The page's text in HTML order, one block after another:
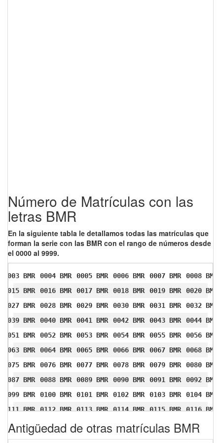
Número de Matrículas con las
letras BMR
En la siguiente tabla le detallamos todas las matrículas que
forman la serie con las BMR con el rango de números desde
el 0000 al 9999.
0003 BMR 0004 BMR 0005 BMR 0006 BMR 0007 BMR
0008 BMR
0015 BMR
0016 BMR 0017 BMR 0018 BMR 0019 BMR
0020 BMR
0027 BMR
0028 BMR 0029 BMR 0030 BMR 0031 BMR
0032 BMR
0039 BMR
0040 BMR 0041 BMR 0042 BMR 0043 BMR
0044 BMR
0051 BMR
0052 BMR 0053 BMR 0054 BMR 0055 BMR
0056 BMR
0063 BMR
0064 BMR 0065 BMR 0066 BMR 0067 BMR
0068 BMR
0075 BMR
0076 BMR 0077 BMR 0078 BMR 0079 BMR
0080 BMR
0087 BMR
0088 BMR 0089 BMR 0090 BMR 0091 BMR
0092 BMR
0099 BMR
0100 BMR 0101 BMR 0102 BMR 0103 BMR
0104 BMR
0111 BMR
0112 BMR 0113 BMR 0114 BMR 0115 BMR
0116 BMR
0123 BMR
0124 BMR 0125 BMR 0126 BMR 0127 BMR
0128 BMR
0135 BMR
0136 BMR 0137 BMR 0138 BMR 0139 BMR
0140 BMR
Antigüedad de otras matrículas BMR